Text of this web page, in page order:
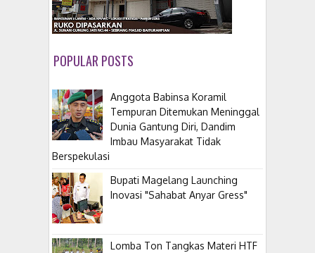
POPULAR POSTS
Anggota Babinsa Koramil
Tempuran Ditemukan Meninggal
Dunia Gantung Diri, Dandim
Imbau Masyarakat Tidak
Berspekulasi
Bupati Magelang Launching
Inovasi "Sahabat Anyar Gress"
Lomba Ton Tangkas Materi HTF